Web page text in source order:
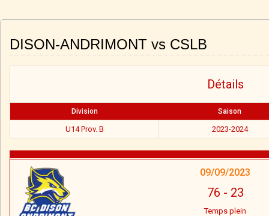
DISON-ANDRIMONT vs CSLB
Détails
Division Saison
U14 Prov. B 2023-2024
09/09/2023
76 - 23
Temps plein